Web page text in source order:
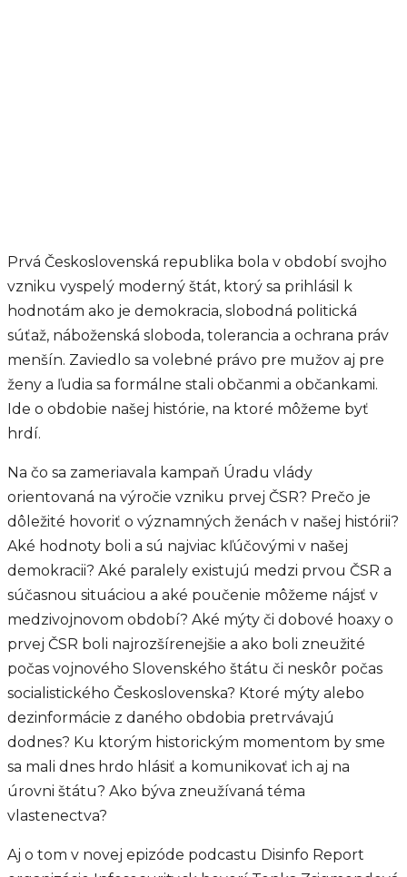
Prvá Československá republika bola v období svojho
vzniku vyspelý moderný štát, ktorý sa prihlásil k
hodnotám ako je demokracia, slobodná politická
súťaž, náboženská sloboda, tolerancia a ochrana práv
menšín. Zaviedlo sa volebné právo pre mužov aj pre
ženy a ľudia sa formálne stali občanmi a občankami.
Ide o obdobie našej histórie, na ktoré môžeme byť
hrdí.
Na čo sa zameriavala kampaň Úradu vlády
orientovaná na výročie vzniku prvej ČSR? Prečo je
dôležité hovoriť o významných ženách v našej histórii?
Aké hodnoty boli a sú najviac kľúčovými v našej
demokracii? Aké paralely existujú medzi prvou ČSR a
súčasnou situáciou a aké poučenie môžeme nájsť v
medzivojnovom období? Aké mýty či dobové hoaxy o
prvej ČSR boli najrozšírenejšie a ako boli zneužité
počas vojnového Slovenského štátu či neskôr počas
socialistického Československa? Ktoré mýty alebo
dezinformácie z daného obdobia pretrvávajú
dodnes? Ku ktorým historickým momentom by sme
sa mali dnes hrdo hlásiť a komunikovať ich aj na
úrovni štátu? Ako býva zneužívaná téma
vlastenectva?
Aj o tom v novej epizóde podcastu Disinfo Report